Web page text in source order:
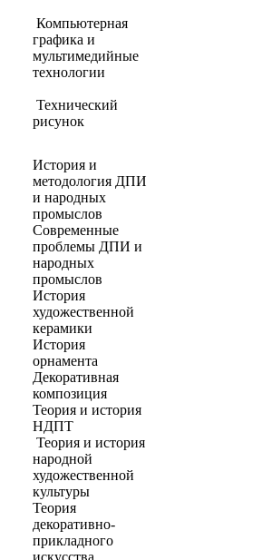
Компьютерная
графика и
мультимедийные
технологии
Технический
рисунок
История и
методология ДПИ
и народных
промыслов
Современные
проблемы ДПИ и
народных
промыслов
История
художественной
керамики
История
орнамента
Декоративная
композиция
Теория и история
НДПТ
Теория и история
народной
художественной
культуры
Теория
декоративно-
прикладного